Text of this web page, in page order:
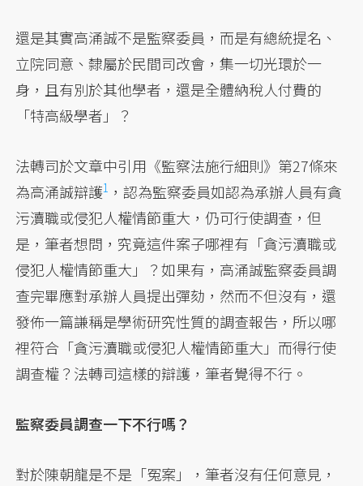
還是其實高涌誠不是監察委員，而是有總統提名、
立院同意、隸屬於民間司改會，集一切光環於一
身，且有別於其他學者，還是全體納稅人付費的
「特高級學者」？
法轉司於文章中引用《監察法施行細則》第27條來
為高涌誠辯護1 ，認為監察委員如認為承辦人員有貪
污瀆職或侵犯人權情節重大，仍可行使調查，但
是，筆者想問，究竟這件案子哪裡有「貪污瀆職或
侵犯人權情節重大」？如果有，高涌誠監察委員調
查完畢應對承辦人員提出彈劾，然而不但沒有，還
發佈一篇謙稱是學術研究性質的調查報告，所以哪
裡符合「貪污瀆職或侵犯人權情節重大」而得行使
調查權？法轉司這樣的辯護，筆者覺得不行。
監察委員調查一下不行嗎？
對於陳朝龍是不是「冤案」，筆者沒有任何意見，